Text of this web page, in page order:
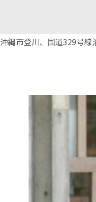
沖縄市登川、国道329号線